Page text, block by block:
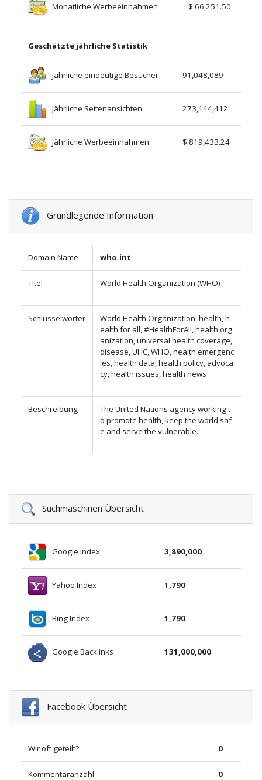
Monatliche Werbeeinnahmen $ 66,251.50
Geschätzte jährliche Statistik
Jährliche eindeutige Besucher 91,048,089
Jährliche Seitenansichten 273,144,412
Jährliche Werbeeinnahmen $ 819,433.24
Grundlegende Information
Domain Name who.int
Titel World Health Organization (WHO)
Schlüsselwörter
World Health Organization, health, h
ealth for all, #HealthForAll, health org
anization, universal health coverage,
disease, UHC, WHO, health emergenc
ies, health data, health policy, advoca
cy, health issues, health news
Beschreibung
The United Nations agency working t
o promote health, keep the world saf
e and serve the vulnerable.
Suchmaschinen Übersicht
Google Index 3,890,000
Yahoo Index 1,790
Bing Index 1,790
Google Backlinks 131,000,000
Facebook Übersicht
Wir oft geteilt? 0
Kommentaranzahl 0